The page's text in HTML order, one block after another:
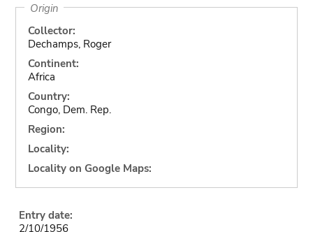
Origin
Collector:
Dechamps, Roger
Continent:
Africa
Country:
Congo, Dem. Rep.
Region:
Locality:
Locality on Google Maps:
Entry date:
2/10/1956